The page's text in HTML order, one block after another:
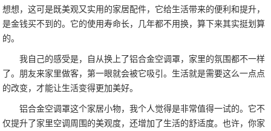
想想，这可是既美观又实用的家居配件，它给生活带来的便利和提升，
是金钱买不到的。它的使用寿命长，几年都不用换，算下来其实挺划算
的。
我自己的感受是，自从换上了铝合金空调罩，家里的氛围都不一样
了。朋友来家里做客，第一眼就会被它吸引。生活就是需要这么一点点
的改变，才能让生活变得更加美好。
铝合金空调罩这个家居小物，我个人觉得是非常值得一试的。它不
仅提升了家里空调周围的美观度，还增加了生活的舒适度。也许，你家